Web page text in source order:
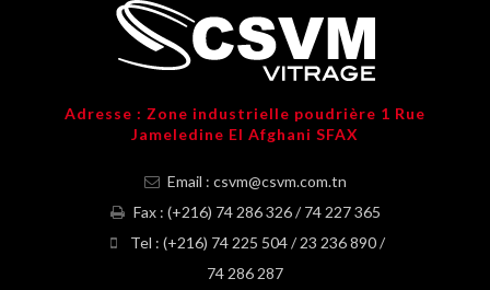
Adresse : Zone industrielle poudrière 1 Rue
Jameledine El Afghani SFAX
Email : csvm@csvm.com.tn
Fax : (+216) 74 286 326 / 74 227 365
Tel : (+216) 74 225 504 / 23 236 890 /
74 286 287